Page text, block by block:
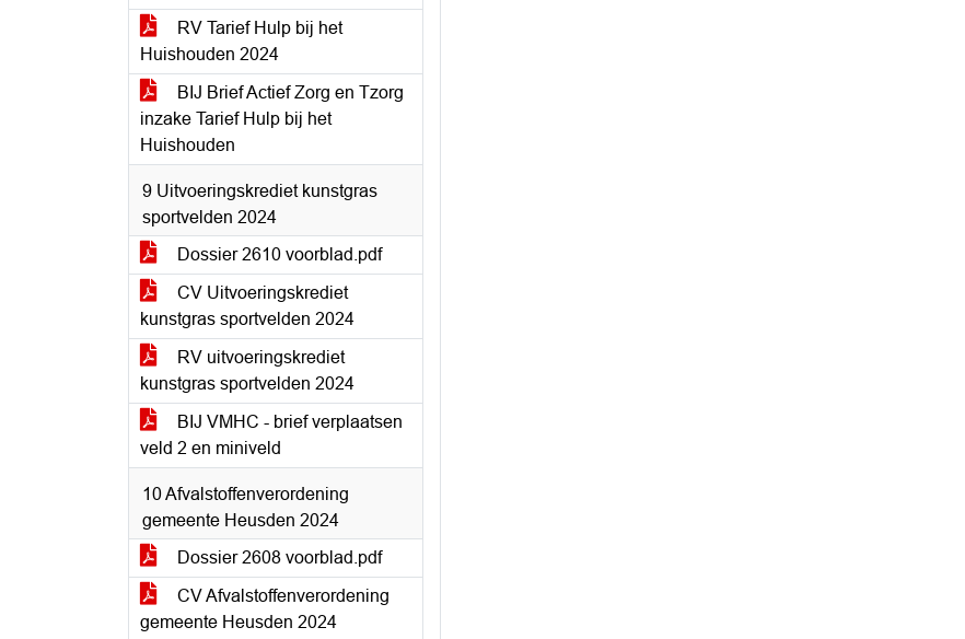
RV Tarief Hulp bij het
Huishouden 2024
BIJ Brief Actief Zorg en Tzorg
inzake Tarief Hulp bij het
Huishouden
9 Uitvoeringskrediet kunstgras
sportvelden 2024
Dossier 2610 voorblad.pdf
CV Uitvoeringskrediet
kunstgras sportvelden 2024
RV uitvoeringskrediet
kunstgras sportvelden 2024
BIJ VMHC - brief verplaatsen
veld 2 en miniveld
10 Afvalstoffenverordening
gemeente Heusden 2024
Dossier 2608 voorblad.pdf
CV Afvalstoffenverordening
gemeente Heusden 2024